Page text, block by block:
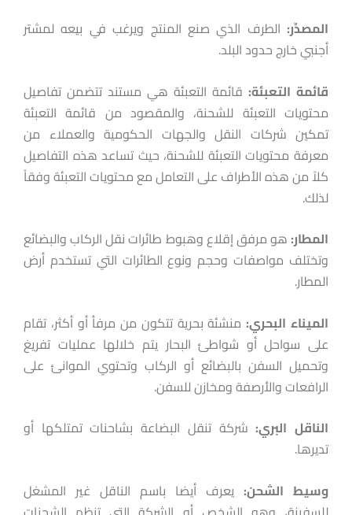
المصدِّر: الطرف الذي صنع المنتج ويرغب في بيعه لمشتر
أجنبي خارج حدود البلد.
قائمة التعبئة: قائمة التعبئة هي مستند تتضمن تفاصيل
محتويات التعبئة للشحنة، والمقصود من قائمة التعبئة
تمكين شركات النقل والجهات الحكومية والعملاء من
معرفة محتويات التعبئة للشحنة، حيث تساعد هذه التفاصيل
كلاً من هذه الأطراف على التعامل مع محتويات التعبئة وفقاً
لذلك.
المطار: هو مرفق إقلاع وهبوط طائرات نقل الركاب والبضائع
وتختلف مواصفات وحجم ونوع الطائرات التي تستخدم أرض
المطار.
الميناء البحري: منشئة بحرية تتكون من مرفأ أو أكثر، تقام
على سواحل أو شواطئ البحار يتم خلالها عمليات تفريغ
وتحميل السفن بالبضائع أو الركاب وتحتوي الموانئ على
الرافعات والأرصفة ومخازن للسفن.
الناقل البري: شركة تنقل البضاعة بشاحنات تمتلكها أو
تديرها.
وسيط الشحن: يعرف أيضا باسم الناقل غير المشغل